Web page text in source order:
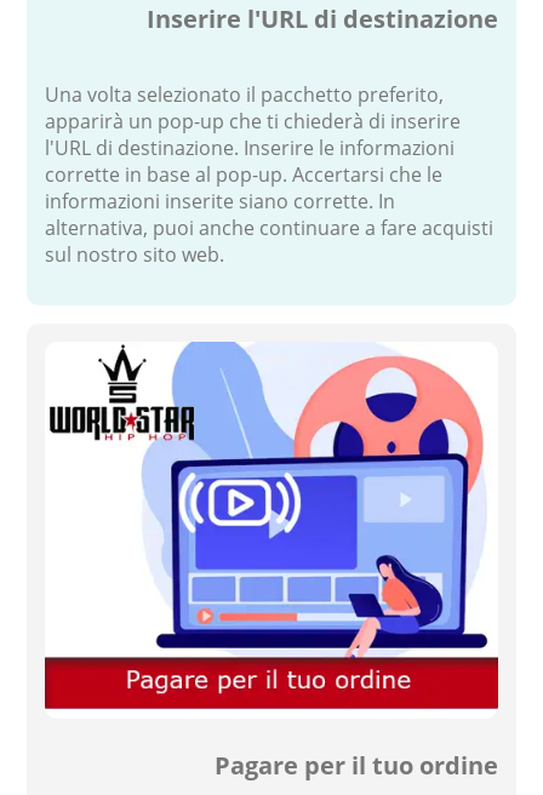
Inserire l'URL di destinazione
Una volta selezionato il pacchetto preferito,
apparirà un pop-up che ti chiederà di inserire
l'URL di destinazione. Inserire le informazioni
corrette in base al pop-up. Accertarsi che le
informazioni inserite siano corrette. In
alternativa, puoi anche continuare a fare acquisti
sul nostro sito web.
Pagare per il tuo ordine